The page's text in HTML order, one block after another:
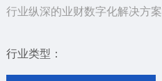
行业纵深的业财数字化解决方案
行业类型：